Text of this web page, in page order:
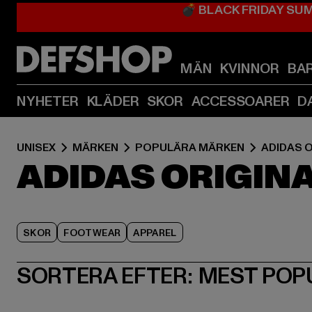
💣 BLACK FRIDAY
MÄN KVINNOR
NYHETER KLÄDER SKOR ACCESSOARER
UNISEX MÄRKEN POPULÄRA MÄRKEN ADIDAS
ADIDAS
SKOR FOOTWEAR APPAREL
SORTERA EFTER: MEST